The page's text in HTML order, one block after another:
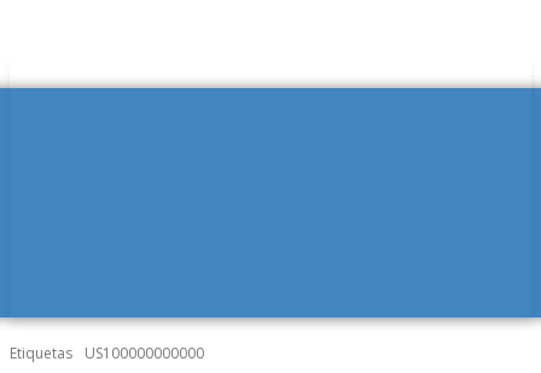
Etiquetas US100000000000